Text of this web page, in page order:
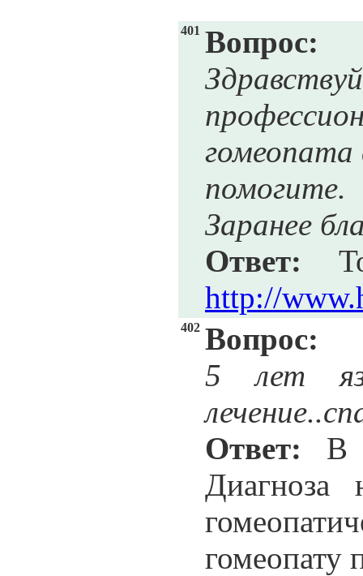
401 Вопрос:
помогите.
Заранее
Ответ:
http://
402 Вопрос:
5 лет
Ответ: В
Диагноза
гомеопату